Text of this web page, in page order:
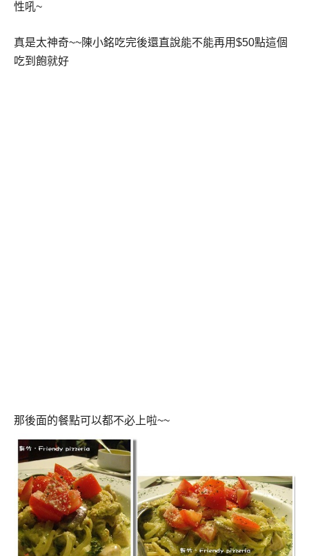
性吼~
真是太神奇~~陳小銘吃完後還直說能不能再用$50點這個
吃到飽就好
那後面的餐點可以都不必上啦~~